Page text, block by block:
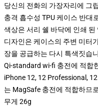
당신의 전화의 가장자리에 그
충격 흡수성 TPU 케이스 반대
색상은 서리 쉘 바닥에 인쇄 된
디자인은 케이스의 주변 미터
장을 공급하는 다시 특색짓습
Qi-standard wi-fi 충전에 적합
iPhone 12, 12 Professional,
는 MagSafe 충전에 적합하므로
무게 26g